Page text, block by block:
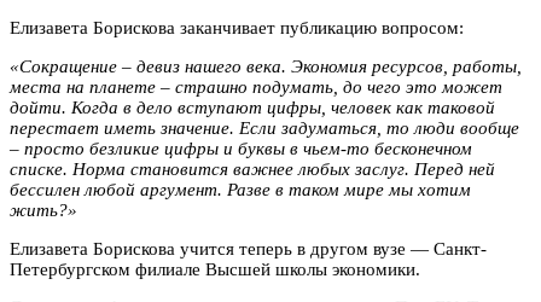
Елизавета Борискова заканчивает публикацию вопросом:
«Сокращение – девиз нашего века. Экономия ресурсов, работы,
места на планете – страшно подумать, до чего это может
дойти. Когда в дело вступают цифры, человек как таковой
перестает иметь значение. Если задуматься, то люди вообще
– просто безликие цифры и буквы в чьем-то бесконечном
списке. Норма становится важнее любых заслуг. Перед ней
бессилен любой аргумент. Разве в таком мире мы хотим
жить?»
Елизавета Борискова учится теперь в другом вузе — Санкт-
Петербургском филиале Высшей школы экономики.